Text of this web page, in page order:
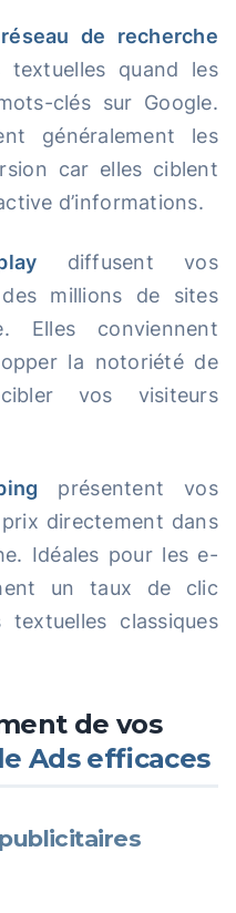
de recherche
quand les
clés sur Google.
généralement les
car elles ciblent
d’informations.
diffusent vos
millions de sites
Elles conviennent
la notoriété de
vos visiteurs
présentent vos
directement dans
Idéales pour les e-
un taux de clic
classiques
de vos
Ads efficaces
publicitaires